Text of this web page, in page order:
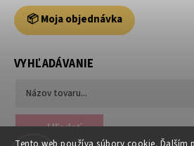
📦 Moja objednávka
VYHĽADÁVANIE
Hľadať